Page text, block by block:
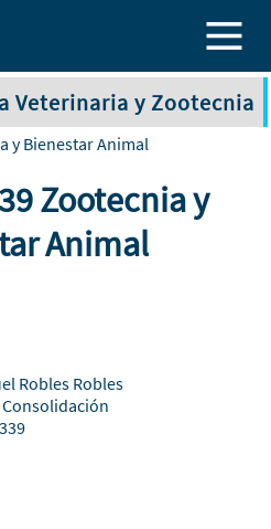
Veterinaria y Zootecnia
y Bienestar Animal
Zootecnia y
Animal
Robles Robles
Consolidación